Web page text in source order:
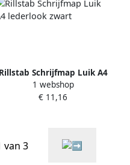
Rillstab Schrijfmap Luik A4
lederlook zwart
1 webshop
€ 11,16
van 3